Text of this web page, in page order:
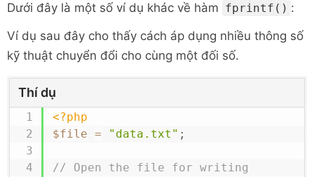
Dưới đây là một số ví dụ khác về hàm fprintf() :
Ví dụ sau đây cho thấy cách áp dụng nhiều thông số
kỹ thuật chuyển đổi cho cùng một đối số.
Thí dụ
<?php
$file = "data.txt" ;
// Open the file for writing